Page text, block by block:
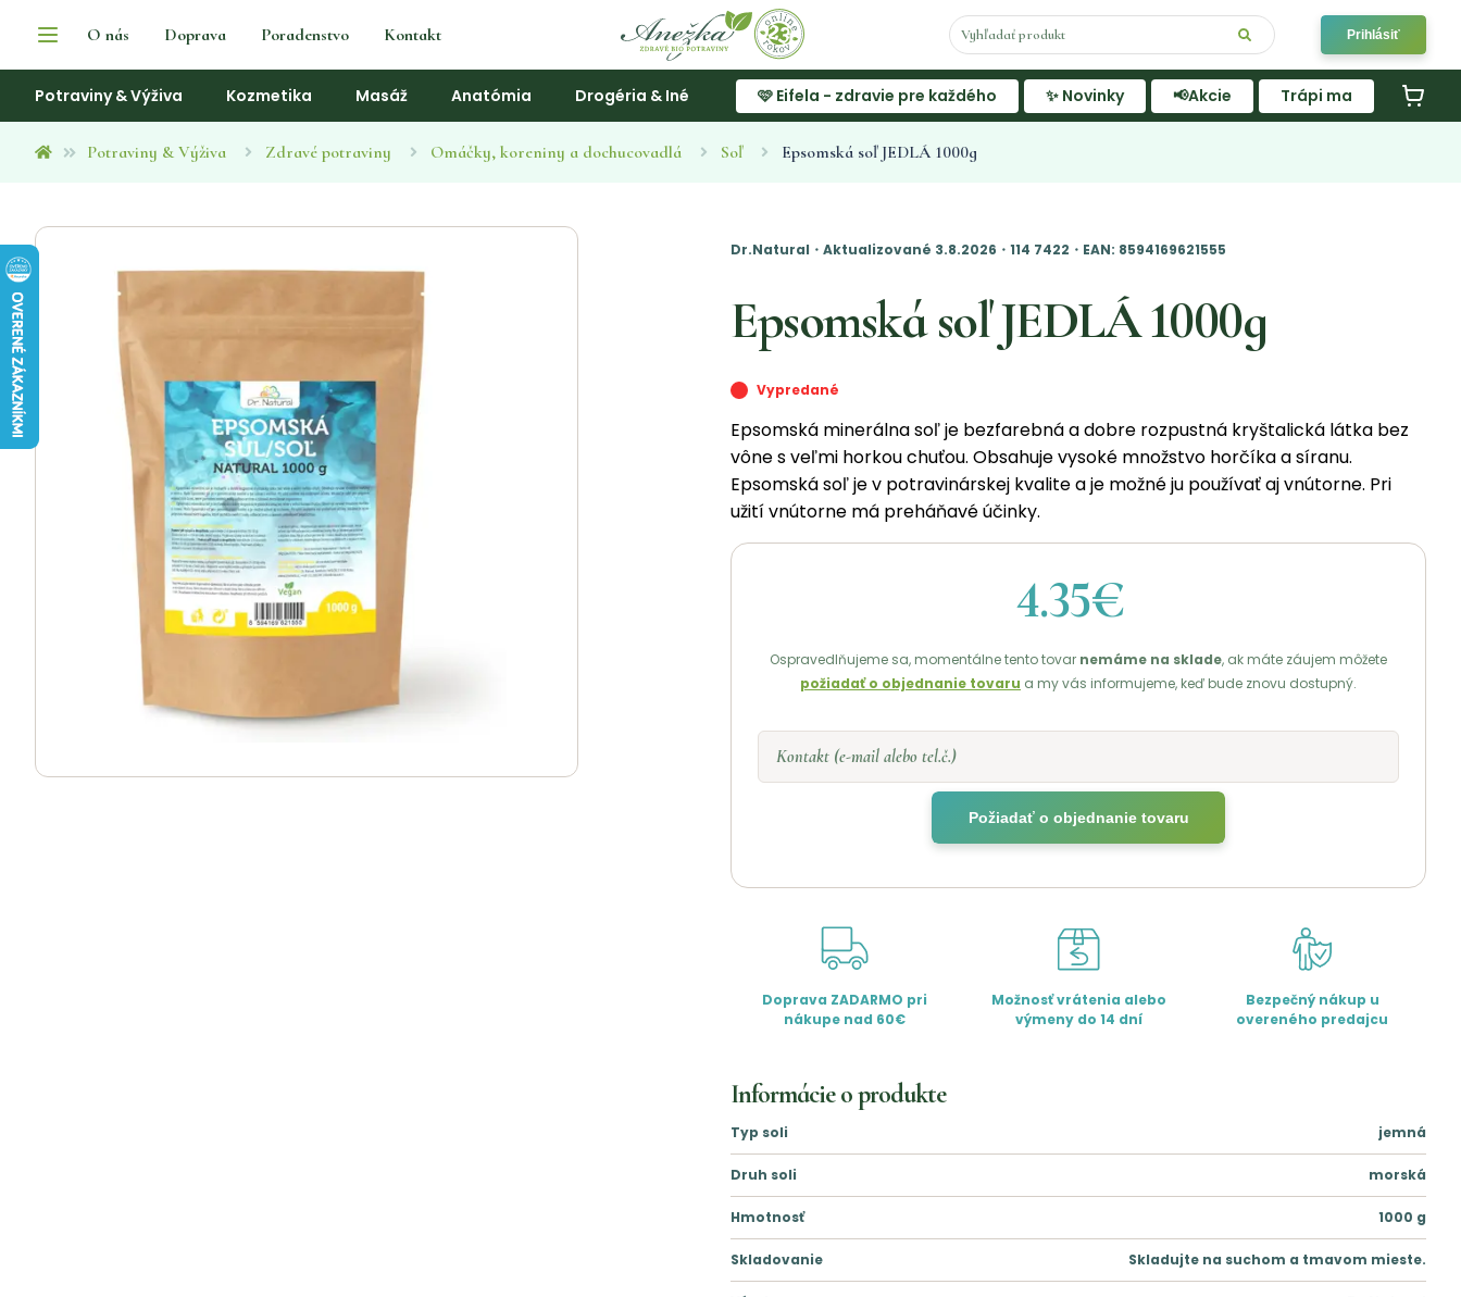
O nás Doprava Poradenstvo Kontakt Prihlásiť
Potraviny & Výživa Kozmetika Masáž Anatómia Drogéria & Iné 🩷 Eifela - zdravie pre každého ✨ Novinky 📢Akcie Trápi ma
Potraviny & Výživa Zdravé potraviny Omáčky, koreniny a dochucovadlá Soľ Epsomská soľ JEDLÁ 1000g
Dr.Natural・Aktualizované 3.8.2026・114 7422・EAN: 8594169621555
Epsomská soľ JEDLÁ 1000g
Vypredané
Epsomská minerálna soľ je bezfarebná a dobre rozpustná kryštalická látka bez
vône s veľmi horkou chuťou. Obsahuje vysoké množstvo horčíka a síranu.
Epsomská soľ je v potravinárskej kvalite a je možné ju používať aj vnútorne. Pri
užití vnútorne má preháňavé účinky.
4.35€
Ospravedlňujeme sa, momentálne tento tovar nemáme na sklade, ak máte záujem môžete
požiadať o objednanie tovaru a my vás informujeme, keď bude znovu dostupný.
Kontakt (e-mail alebo tel.č.)
Požiadať o objednanie tovaru
Doprava ZADARMO pri
nákupe nad 60€
Možnosť vrátenia alebo
výmeny do 14 dní
Bezpečný nákup u
overeného predajcu
Informácie o produkte
Typ soli jemná
Druh soli morská
Hmotnosť 1000 g
Skladovanie Skladujte na suchom a tmavom mieste.